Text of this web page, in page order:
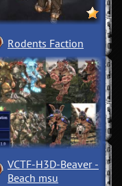
Rodents Faction
VCTF-H3D-Beaver ­
Beach msu